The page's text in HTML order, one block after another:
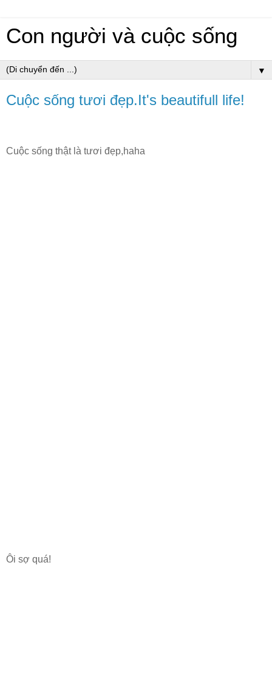
Con người và cuộc sống
▼
Cuộc sống tươi đẹp.It's beautifull life!
Cuộc sống thật là tươi đẹp,haha
Ôi sợ quá!